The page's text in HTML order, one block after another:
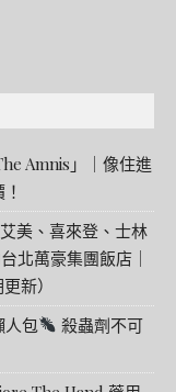
Amnis」｜像住進
美、喜來登、士林
北萬豪集團飯店｜
新）
人包
殺蟲劑不可